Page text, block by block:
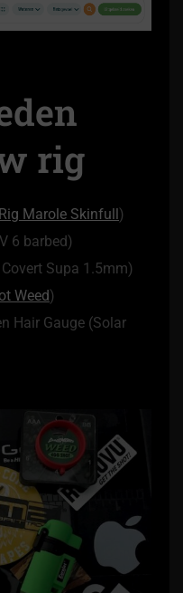
rig
Rig Marole Skinfull)
6 barbed)
Covert Supa 1.5mm)
Weed)
Hair Gauge (Solar